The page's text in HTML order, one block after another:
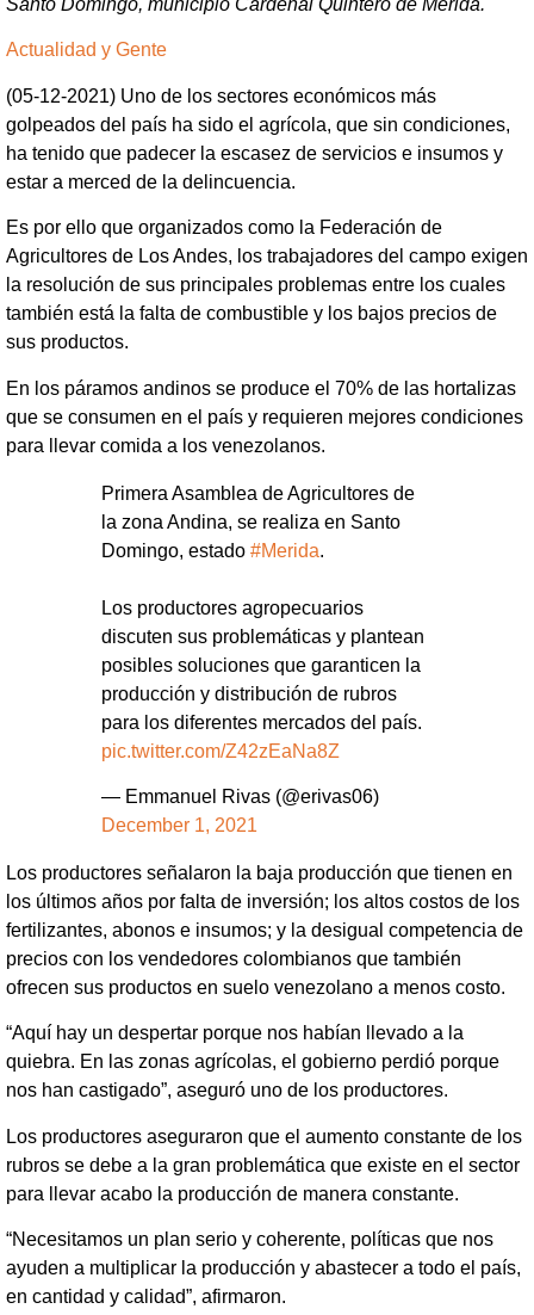
Santo Domingo, municipio Cardenal Quintero de Mérida.
Actualidad y Gente
(05-12-2021) Uno de los sectores económicos más
golpeados del país ha sido el agrícola, que sin condiciones,
ha tenido que padecer la escasez de servicios e insumos y
estar a merced de la delincuencia.
Es por ello que organizados como la Federación de
Agricultores de Los Andes, los trabajadores del campo exigen
la resolución de sus principales problemas entre los cuales
también está la falta de combustible y los bajos precios de
sus productos.
En los páramos andinos se produce el 70% de las hortalizas
que se consumen en el país y requieren mejores condiciones
para llevar comida a los venezolanos.
Primera Asamblea de Agricultores de
la zona Andina, se realiza en Santo
Domingo, estado #Merida.
Los productores agropecuarios
discuten sus problemáticas y plantean
posibles soluciones que garanticen la
producción y distribución de rubros
para los diferentes mercados del país.
pic.twitter.com/Z42zEaNa8Z
— Emmanuel Rivas (@erivas06)
December 1, 2021
Los productores señalaron la baja producción que tienen en
los últimos años por falta de inversión; los altos costos de los
fertilizantes, abonos e insumos; y la desigual competencia de
precios con los vendedores colombianos que también
ofrecen sus productos en suelo venezolano a menos costo.
“Aquí hay un despertar porque nos habían llevado a la
quiebra. En las zonas agrícolas, el gobierno perdió porque
nos han castigado”, aseguró uno de los productores.
Los productores aseguraron que el aumento constante de los
rubros se debe a la gran problemática que existe en el sector
para llevar acabo la producción de manera constante.
“Necesitamos un plan serio y coherente, políticas que nos
ayuden a multiplicar la producción y abastecer a todo el país,
en cantidad y calidad”, afirmaron.